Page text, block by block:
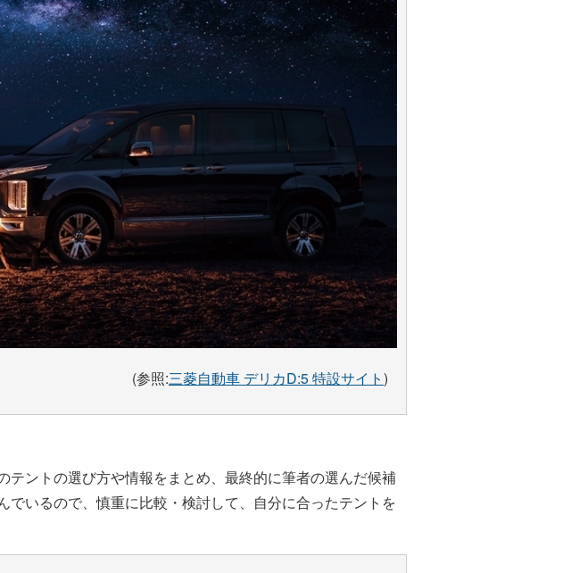
(参照:三菱自動車 デリカD:5 特設サイト)
ントの選び方や情報をまとめ、最終的に筆者の選んだ候補
いるので、慎重に比較・検討して、自分に合ったテントを